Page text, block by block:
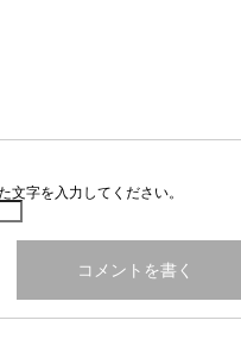
文字を入力してください。